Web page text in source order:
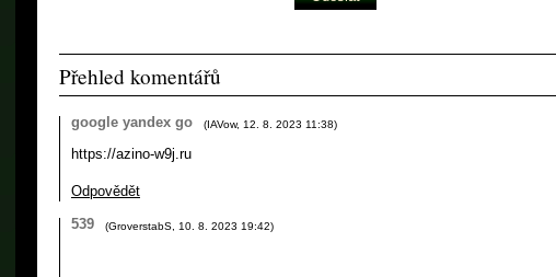
Přehled komentářů
google yandex go (IAVow, 12. 8. 2023 11:38)
https://azino-w9j.ru
Odpovědět
539
(GroverstabS 10. 8. 2023 19:42)